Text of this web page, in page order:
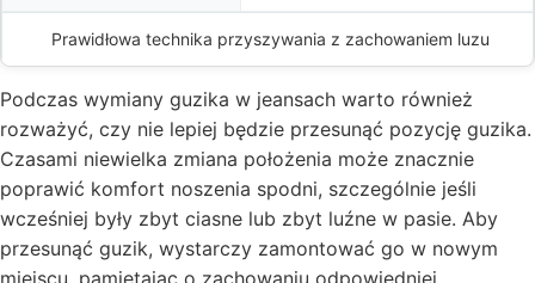
Prawidłowa technika przyszywania z zachowaniem luzu
Podczas wymiany guzika w jeansach warto również
rozważyć, czy nie lepiej będzie przesunąć pozycję guzika.
Czasami niewielka zmiana położenia może znacznie
poprawić komfort noszenia spodni, szczególnie jeśli
wcześniej były zbyt ciasne lub zbyt luźne w pasie. Aby
przesunąć guzik, wystarczy zamontować go w nowym